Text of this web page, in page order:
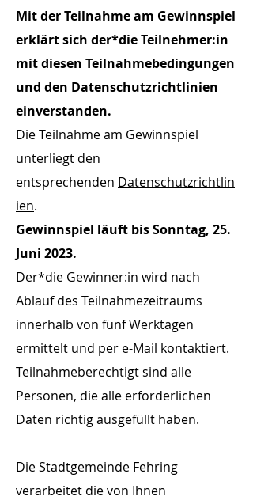
Mit der Teilnahme am Gewinnspiel
erklärt sich der*die Teilnehmer:in
mit diesen Teilnahmebedingungen
und den Datenschutzrichtlinien
einverstanden.
Die Teilnahme am Gewinnspiel
unterliegt den
entsprechenden Datenschutzrichtlin
ien.
Gewinnspiel läuft bis Sonntag, 25.
Juni 2023.
Der*die Gewinner:in wird nach
Ablauf des Teilnahmezeitraums
innerhalb von fünf Werktagen
ermittelt und per e-Mail kontaktiert.
Teilnahmeberechtigt sind alle
Personen, die alle erforderlichen
Daten richtig ausgefüllt haben.
Die Stadtgemeinde Fehring
verarbeitet die von Ihnen